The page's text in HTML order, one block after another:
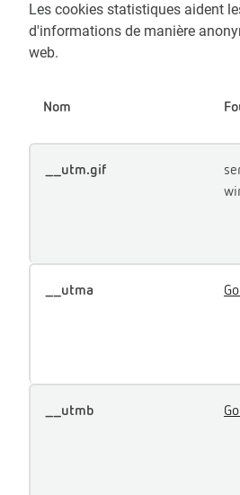
Les cookies statistiques aident
d'informations de manière
web.
Nom
__utm.gif
__utma
__utmb